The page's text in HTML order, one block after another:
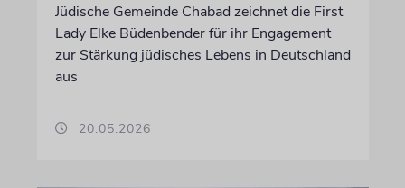
Jüdische Gemeinde Chabad zeichnet die First
Lady Elke Büdenbender für ihr Engagement
zur Stärkung jüdisches Lebens in Deutschland
aus
20.05.2026